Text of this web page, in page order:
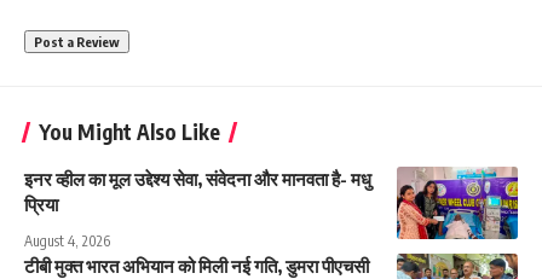
You Might Also Like
इनर व्हील का मूल उद्देश्य सेवा, संवेदना और मानवता है- मधु
प्रिया
August 4, 2026
टीबी मुक्त भारत अभियान को मिली नई गति, डुमरा पीएचसी